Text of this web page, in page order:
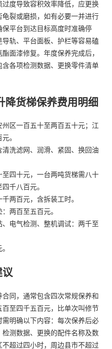
度导致容积效率降低，应更换
裂或磨损，如有必要一并进行
平台到达目标高度时准确停
轨、平台面板、护栏等容易磕
面漆修复。年度保养完成后，
各项检测数据、更换零件清单
降货梯保养费用明细
区一百五十至两百五十元；江
。
洗滤网、润滑、紧固、换回油
四十元，一台两吨货梯需八十
千八百元。
两百元，含拆装工时。
两百至五百元。
电气检测、整机调试：两千至
同，通常包含四次常规保养和
至四千五百元，比单次叫修节
明确以下内容：每次保养后必
测数据、更换的配件名称及数
超过四小时，周边县市不超过